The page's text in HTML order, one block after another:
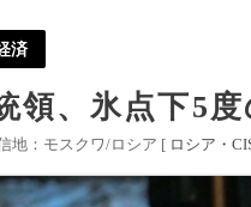
済
領、氷点下5
地：モスクワ/ロシア [ ロシア・